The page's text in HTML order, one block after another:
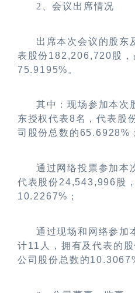
2 、会议出席情况
出席本次会议的股东
表股份182,206,720股，
75.9195%。
其中：现场参加本次
东授权代表8名，代表股
司股份总数的65.6928%
通过网络投票参加本
代表股份24,543,996股
10.2267%；
通过现场和网络参加
计11人，拥有及代表的
公司股份总数的